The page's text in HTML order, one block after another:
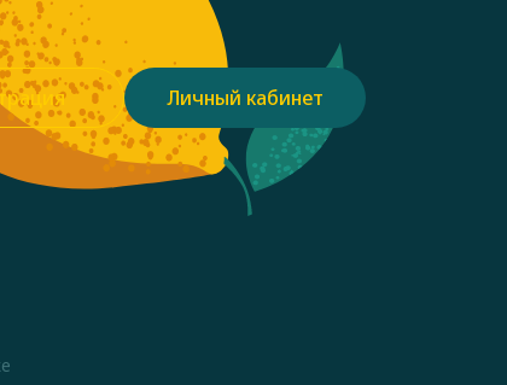
Личный кабинет